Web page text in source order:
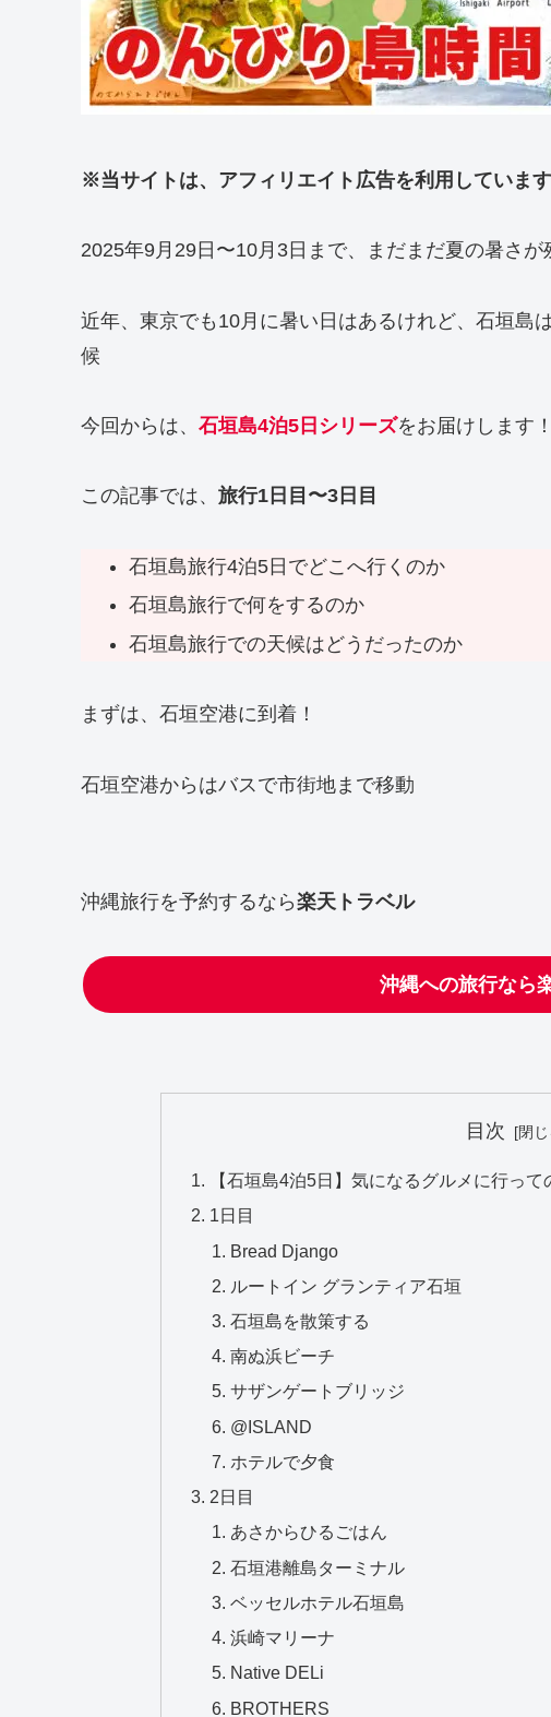
※当サイトは、アフィリエイト広告を利用しています
2025年9月29日〜10月3日まで、まだまだ夏の暑さが
近年、東京でも10月に暑い日はあるけれど、石垣島
候
今回からは、 石垣島4泊5日シリーズをお届けします！
この記事では、 旅行1日目〜3日目
石垣島旅行4泊5日でどこへ行くのか
石垣島旅行で何をするのか
石垣島旅行での天候はどうだったのか
まずは、石垣空港に到着！
石垣空港からはバスで市街地まで移動
沖縄旅行を予約するなら楽天トラベル
沖縄への旅行なら
目次
【石垣島4泊5日】気になるグルメに行っ
1日目
Bread Django
ルートイン グランティア石垣
石垣島を散策する
南ぬ浜ビーチ
サザンゲートブリッジ
@ISLAND
ホテルで夕食
2日目
あさからひるごはん
石垣港離島ターミナル
ベッセルホテル石垣島
浜崎マリーナ
Native DELi
BROTHERS